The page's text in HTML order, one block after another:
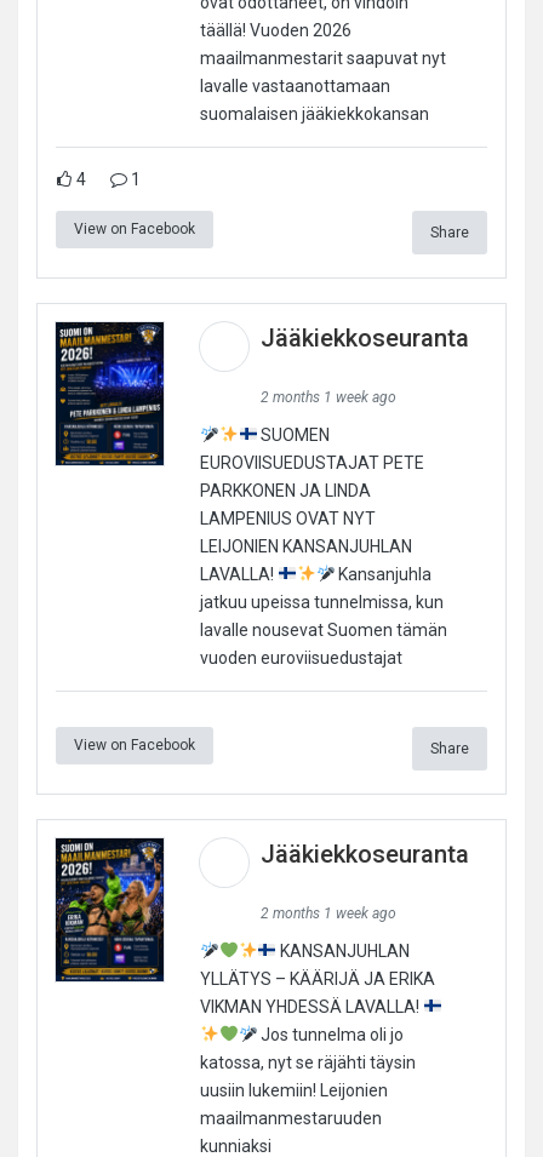
täällä! Vuoden 2026
maailmanmestarit saapuvat nyt
lavalle vastaanottamaan
suomalaisen jääkiekkokansan
4 1
View on Facebook Share
Jääkiekkoseuranta
2 months 1 week ago
SUOMEN
EUROVIISUEDUSTAJAT PETE
PARKKONEN JA LINDA
LAMPENIUS OVAT NYT
LEIJONIEN KANSANJUHLAN
LAVALLA!
Kansanjuhla
jatkuu upeissa tunnelmissa, kun
lavalle nousevat Suomen tämän
vuoden euroviisuedustajat
View on Facebook Share
Jääkiekkoseuranta
2 months 1 week ago
KANSANJUHLAN
YLLÄTYS – KÄÄRIJÄ JA ERIKA
VIKMAN YHDESSÄ LAVALLA!
Jos tunnelma oli jo
katossa, nyt se räjähti täysin
uusiin lukemiin! Leijonien
maailmanmestaruuden
kunniaksi